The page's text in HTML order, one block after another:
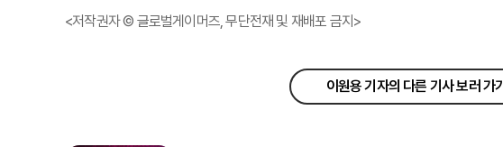
<저작권자 © 글로벌게이머즈, 무단전재 및 재배포 금지>
이원용 기자의 다른 기사 보러 가기